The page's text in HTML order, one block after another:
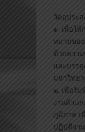
วัตถุประส
๑. เพื่อใ
หมายขอ
ด้วยควา
และบรร
มหาวิทย
๒. เพื่อรั
งานด้าน
ภูมิภาค เ
ปฏิบัติงา